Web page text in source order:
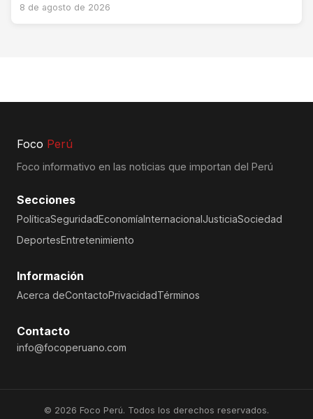
8 de agosto de 2026
Foco Perú
Foco informativo en las noticias que importan del Perú
Secciones
PolíticaSeguridadEconomíaInternacionalJusticiaSociedad
DeportesEntretenimiento
Información
Acerca deContactoPrivacidadTérminos
Contacto
info@focoperuano.com
© 2026 Foco Perú. Todos los derechos reservados.